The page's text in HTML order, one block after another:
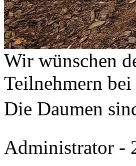
Wir wünschen
Teilnehmern
Die Daumen
Administrator -